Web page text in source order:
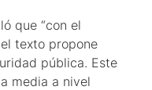
que “con el
texto propone
pública. Este
media a nivel